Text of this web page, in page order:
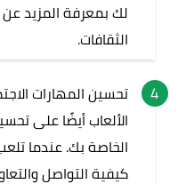
لك بمعرفة المزيد
الثقافات.
تحسين المهارات
الألعاب أيضًا على
الخاصة بك. عندما
كيفية التواصل